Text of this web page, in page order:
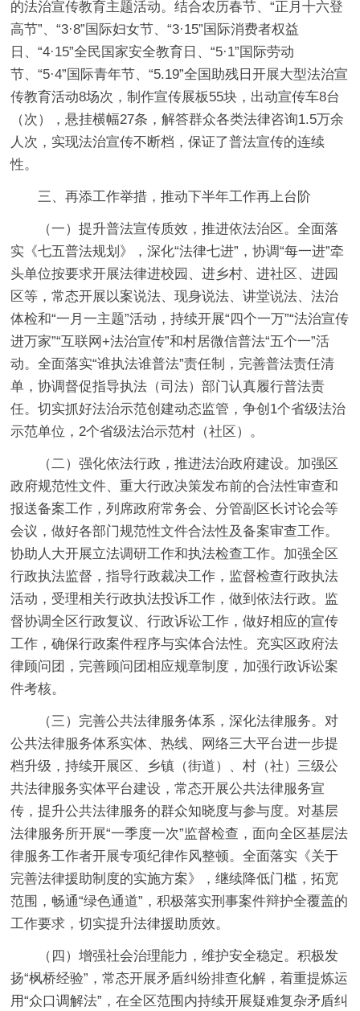
的法治宣传教育主题活动。结合农历春节、“正月十六登
高节”、“3·8”国际妇女节、“3·15”国际消费者权益
日、“4·15”全民国家安全教育日、“5·1”国际劳动
节、“5·4”国际青年节、“5.19”全国助残日开展大型法治宣
传教育活动8场次，制作宣传展板55块，出动宣传车8台
（次），悬挂横幅27条，解答群众各类法律咨询1.5万余
人次，实现法治宣传不断档，保证了普法宣传的连续
性。
三、再添工作举措，推动下半年工作再上台阶
（一）提升普法宣传质效，推进依法治区。全面落
实《七五普法规划》，深化“法律七进”，协调“每一进”牵
头单位按要求开展法律进校园、进乡村、进社区、进园
区等，常态开展以案说法、现身说法、讲堂说法、法治
体检和“一月一主题”活动，持续开展“四个一万”“法治宣传
进万家”“互联网+法治宣传”和村居微信普法“五个一”活
动。全面落实“谁执法谁普法”责任制，完善普法责任清
单，协调督促指导执法（司法）部门认真履行普法责
任。切实抓好法治示范创建动态监管，争创1个省级法治
示范单位，2个省级法治示范村（社区）。
（二）强化依法行政，推进法治政府建设。 加强区
政府规范性文件、重大行政决策发布前的合法性审查和
报送备案工作，列席政府常务会、分管副区长讨论会等
会议，做好各部门规范性文件合法性及备案审查工作。
协助人大开展立法调研工作和执法检查工作。加强全区
行政执法监督，指导行政裁决工作，监督检查行政执法
活动，受理相关行政执法投诉工作，做到依法行政。监
督协调全区行政复议、行政诉讼工作，做好相应的宣传
工作，确保行政案件程序与实体合法性。充实区政府法
律顾问团，完善顾问团相应规章制度，加强行政诉讼案
件考核。
（三）完善公共法律服务体系，深化法律服务。 对
公共法律服务体系实体、热线、网络三大平台进一步提
档升级，持续开展区、乡镇（街道）、村（社）三级公
共法律服务实体平台建设，常态开展公共法律服务宣
传，提升公共法律服务的群众知晓度与参与度。对基层
法律服务所开展“一季度一次”监督检查，面向全区基层法
律服务工作者开展专项纪律作风整顿。全面落实《关于
完善法律援助制度的实施方案》，继续降低门槛，拓宽
范围，畅通“绿色通道”，积极落实刑事案件辩护全覆盖的
工作要求，切实提升法律援助质效。
（四）增强社会治理能力，维护安全稳定。积极发
扬“枫桥经验”，常态开展矛盾纠纷排查化解，着重提炼运
用“众口调解法”，在全区范围内持续开展疑难复杂矛盾纠